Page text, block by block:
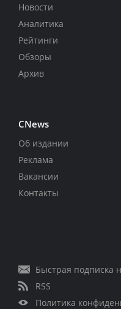
Новости
Аналитика
Рейтинги
Обзоры
Архив
CNews
Об издании
Реклама
Вакансии
Контакты
Быстрая подписка
RSS
Политика